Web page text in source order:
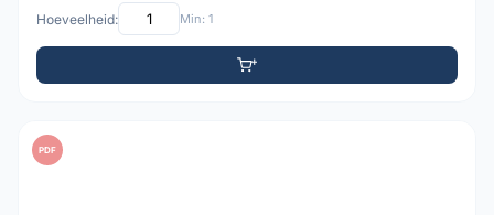
Hoeveelheid: Min: 1
PDF